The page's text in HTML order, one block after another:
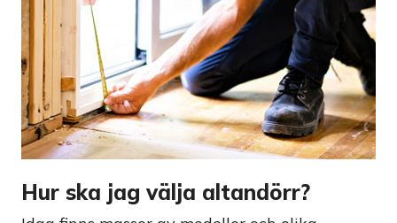
Hur ska jag välja altandörr?